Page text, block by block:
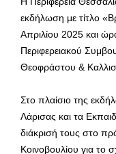
εκδήλωση με τίτλο
Απριλίου 2025 και
Περιφερειακού
Θεοφράστου &
Στο πλαίσιο της
Λάρισας και τα
διάκρισή τους στο
Κοινοβουλίου για το